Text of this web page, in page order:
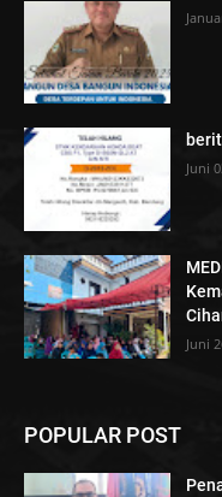
Juni
Juni
POPULAR POST